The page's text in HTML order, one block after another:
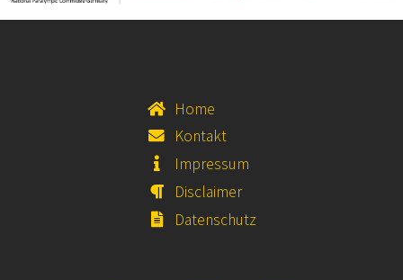
Home
Kontakt
Impressum
Disclaimer
Datenschutz